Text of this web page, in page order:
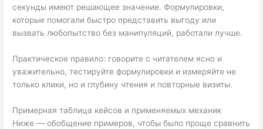
секунды имеют решающее значение. Формулировки,
которые помогали быстро представить выгоду или
вызвать любопытство без манипуляций, работали лучше.
Практическое правило: говорите с читателем ясно и
уважительно, тестируйте формулировки и измеряйте не
только клики, но и глубину чтения и повторные визиты.
Примерная таблица кейсов и применяемых механик
Ниже — обобщение примеров, чтобы было проще сравнить